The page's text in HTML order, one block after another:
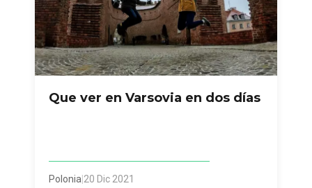
Que ver en Varsovia en dos días
Polonia 20 Dic 2021